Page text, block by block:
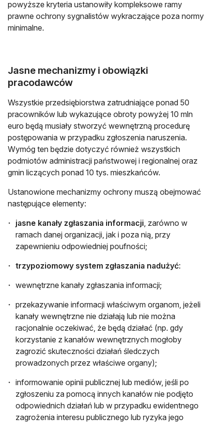
powyższe kryteria ustanowiły kompleksowe ramy
prawne ochrony sygnalistów wykraczające poza normy
minimalne.
Jasne mechanizmy i obowiązki
pracodawców
Wszystkie przedsiębiorstwa zatrudniające ponad 50
pracowników lub wykazujące obroty powyżej 10 mln
euro będą musiały stworzyć wewnętrzną procedurę
postępowania w przypadku zgłoszenia naruszenia.
Wymóg ten będzie dotyczyć również wszystkich
podmiotów administracji państwowej i regionalnej oraz
gmin liczących ponad 10 tys. mieszkańców.
Ustanowione mechanizmy ochrony muszą obejmować
następujące elementy:
jasne kanały zgłaszania informacji , zarówno w
ramach danej organizacji, jak i poza nią, przy
zapewnieniu odpowiedniej poufności;
trzypoziomowy system zgłaszania nadużyć:
wewnętrzne kanały zgłaszania informacji;
przekazywanie informacji właściwym organom, jeżeli
kanały wewnętrzne nie działają lub nie można
racjonalnie oczekiwać, że będą działać (np. gdy
korzystanie z kanałów wewnętrznych mogłoby
zagrozić skuteczności działań śledczych
prowadzonych przez właściwe organy);
informowanie opinii publicznej lub mediów, jeśli po
zgłoszeniu za pomocą innych kanałów nie podjęto
odpowiednich działań lub w przypadku ewidentnego
zagrożenia interesu publicznego lub ryzyka jego